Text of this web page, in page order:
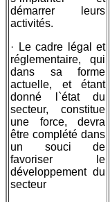
démarrer leurs
activités.
· Le cadre légal et
réglementaire, qui
dans sa forme
actuelle, et étant
donné l`état du
secteur, constitue
une force, devra
être complété dans
un souci de
favoriser le
développement du
secteur